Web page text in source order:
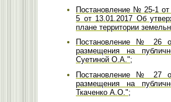
Постановление № 25-1
5 от 13.01.2017 Об
плане территории
Постановление № 26
размещения на
Суетиной О.А.";
Постановление № 27
размещения на
Ткаченко А.О.";